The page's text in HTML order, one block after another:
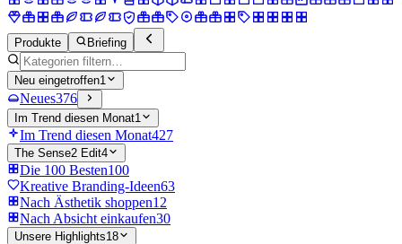
Produkte Briefing
Neu eingetroffen1
Neues376
Im Trend diesen Monat1
Im Trend diesen Monat427
The Sense2 Edit4
Die 100 Besten100
Kreative Branding-Ideen63
Nach Ästhetik shoppen12
Nach Absicht einkaufen30
Unsere Highlights18